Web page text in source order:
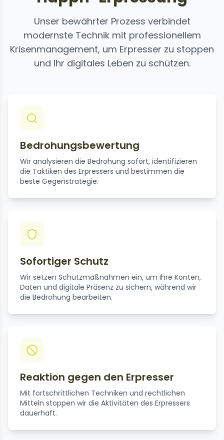
Unser bewährter Prozess verbindet
modernste Technik mit professionellem
Krisenmanagement, um Erpresser zu stoppen
und Ihr digitales Leben zu schützen.
Bedrohungsbewertung
Wir analysieren die Bedrohung sofort, identifizieren
die Taktiken des Erpressers und bestimmen die
beste Gegenstrategie.
Sofortiger Schutz
Wir setzen Schutzmaßnahmen ein, um Ihre Konten,
Daten und digitale Präsenz zu sichern, während wir
die Bedrohung bearbeiten.
Reaktion gegen den Erpresser
Mit fortschrittlichen Techniken und rechtlichen
Mitteln stoppen wir die Aktivitäten des Erpressers
dauerhaft.